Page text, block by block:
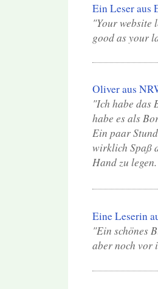
Ein Leser aus
"Your website
good as your
Oliver aus
"Ich habe das
habe es als
Ein paar
wirklich Spaß
Hand zu
Eine Leserin
"Ein schönes
aber noch vor